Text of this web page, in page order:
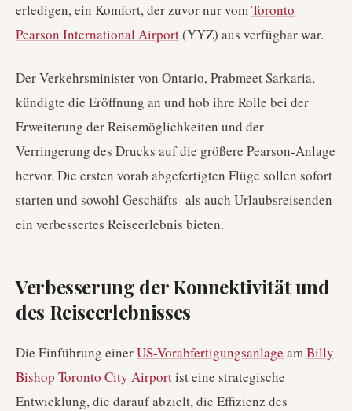
erledigen, ein Komfort, der zuvor nur vomToronto
Pearson International Airport(YYZ) aus verfügbar war.
Der Verkehrsminister von Ontario, Prabmeet Sarkaria,
kündigte die Eröffnung an und hob ihre Rolle bei der
Erweiterung der Reisemöglichkeiten und der
Verringerung des Drucks auf die größere Pearson-Anlage
hervor. Die ersten vorab abgefertigten Flüge sollen sofort
starten und sowohl Geschäfts- als auch Urlaubsreisenden
ein verbessertes Reiseerlebnis bieten.
Verbesserung der Konnektivität und
des Reiseerlebnisses
Die Einführung einerUS-Vorabfertigungsanlage amBilly
Bishop Toronto City Airportist eine strategische
Entwicklung, die darauf abzielt, die Effizienz des